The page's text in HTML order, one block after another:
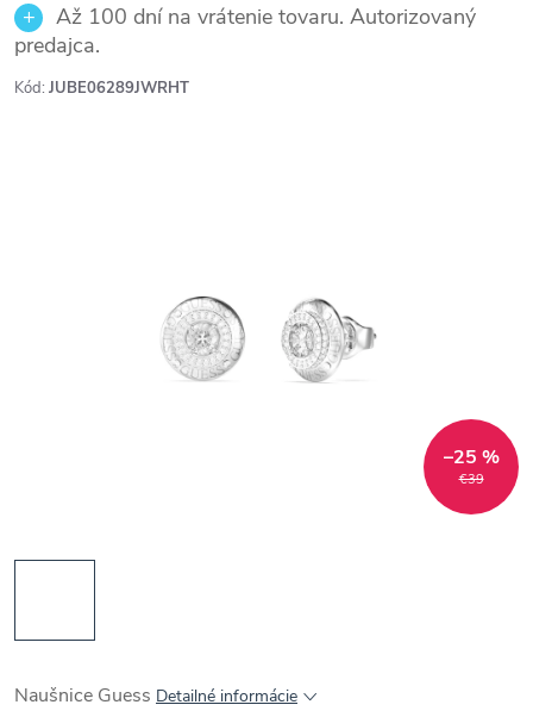
Až 100 dní na vrátenie tovaru. Autorizovaný
predajca.
Kód: JUBE06289JWRHT
€39
–25 %
Naušnice Guess Detailné informácie